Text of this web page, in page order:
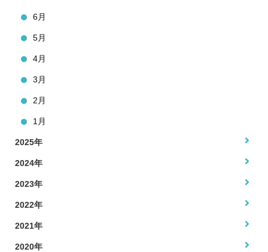
6月
5月
4月
3月
2月
1月
2025年
2024年
2023年
2022年
2021年
2020年